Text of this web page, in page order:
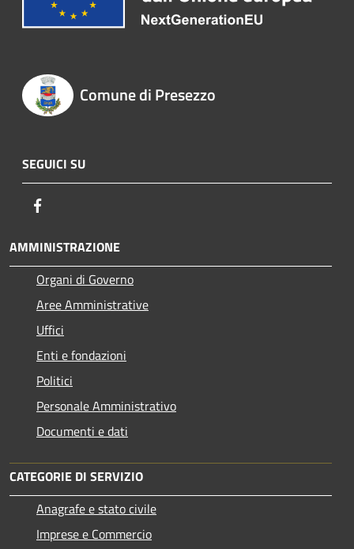
Comune di Presezzo
SEGUICI SU
AMMINISTRAZIONE
Organi di Governo
Aree Amministrative
Uffici
Enti e fondazioni
Politici
Personale Amministrativo
Documenti e dati
CATEGORIE DI SERVIZIO
Anagrafe e stato civile
Imprese e Commercio